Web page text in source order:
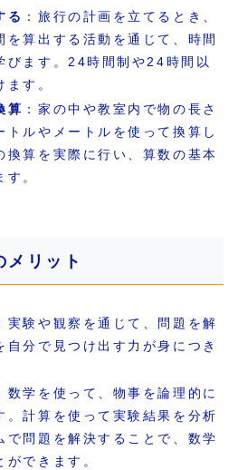
る ：旅行の計画を立てるとき、
を算出する活動を通じて、時間
びます。24時間制や24時間以
ます。
算 ：家の中や教室内で物の長さ
トルやメートルを使って換算し
換算を実際に行い、算数の基本
。
メリット
実験や観察を通じて、問題を解
自分で見つけ出す力が身につき
数学を使って、物事を論理的に
。計算を使って実験結果を分析
で問題を解決することで、数学
できます。